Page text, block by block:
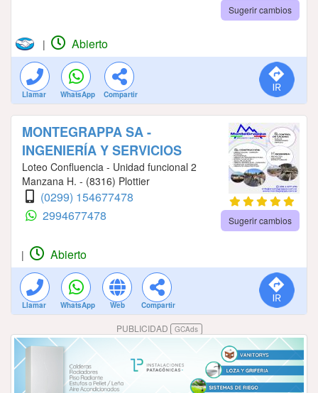
Sugerir cambios
| Abierto
Llamar WhatsApp Compartir
MONTEGRAPPA SA -
INGENIERÍA Y SERVICIOS
Loteo Confluencia - Unidad funcional 2
Manzana H. - (8316) Plottier
(0299) 154677478
2994677478
Sugerir cambios
| Abierto
Llamar WhatsApp Web Compartir
PUBLICIDAD GCAds